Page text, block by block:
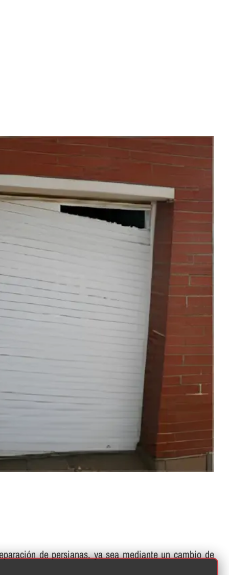
de persianas, ya sea mediante un cambio de